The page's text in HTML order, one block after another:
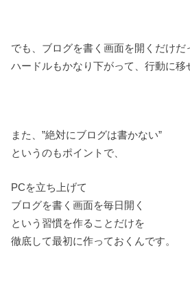
でも、ブログを書く画面を開くだけだ
ハードルもかなり下がって、行動に移
また、”絶対にブログは書かない”
というのもポイントで、
PCを立ち上げて
ブログを書く画面を毎日開く
という習慣を作ることだけを
徹底して最初に作っておくんです。